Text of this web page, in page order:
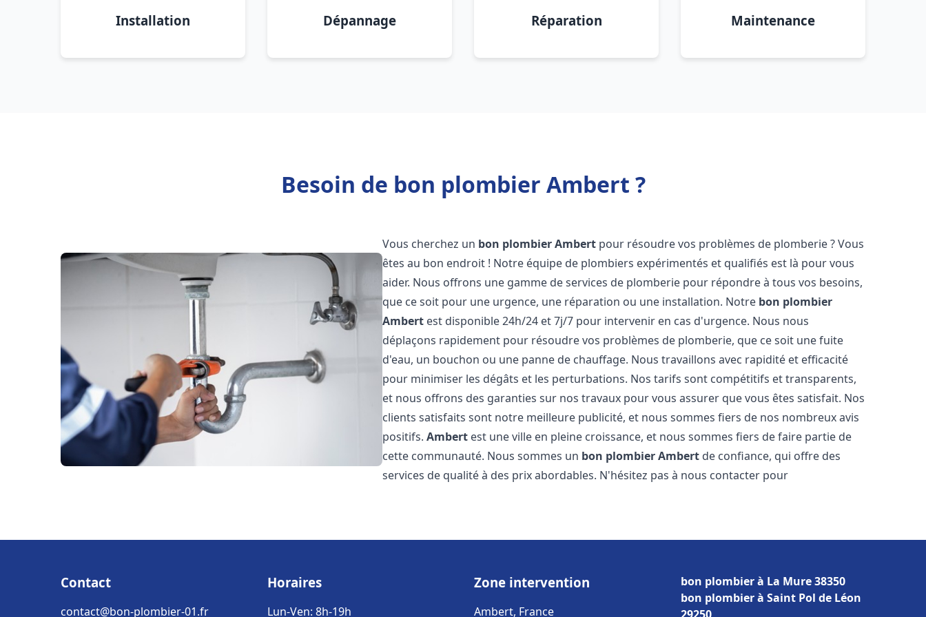
Installation Dépannage Réparation Maintenance
Besoin de bon plombier Ambert ?
Vous cherchez un bon plombierAmbert pour résoudre vos problèmes de plomberie ? Vous
êtes au bon endroit ! Notre équipe de plombiers expérimentés et qualifiés est là pour vous
aider. Nous offrons une gamme de services de plomberie pour répondre à tous vos besoins,
que ce soit pour une urgence, une réparation ou une installation. Notre bon plombier
Ambert est disponible 24h/24 et 7j/7 pour intervenir en cas d'urgence. Nous nous
déplaçons rapidement pour résoudre vos problèmes de plomberie, que ce soit une fuite
d'eau, un bouchon ou une panne de chauffage. Nous travaillons avec rapidité et efficacité
pour minimiser les dégâts et les perturbations. Nos tarifs sont compétitifs et transparents,
et nous offrons des garanties sur nos travaux pour vous assurer que vous êtes satisfait. Nos
clients satisfaits sont notre meilleure publicité, et nous sommes fiers de nos nombreux avis
positifs.Ambert est une ville en pleine croissance, et nous sommes fiers de faire partie de
cette communauté. Nous sommes un bon plombierAmbert de confiance, qui offre des
services de qualité à des prix abordables. N'hésitez pas à nous contacter pour
Contact
contact@bon-plombier-01.fr
Horaires
Lun-Ven: 8h-19h
Zone intervention
Ambert, France
bon plombier à La Mure 38350
bon plombier à Saint Pol de Léon